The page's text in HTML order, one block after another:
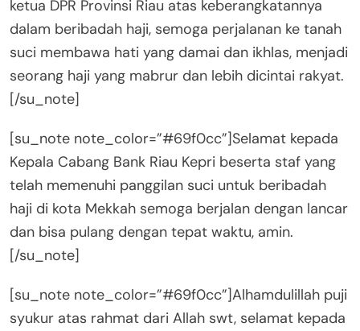
ketua DPR Provinsi Riau atas keberangkatannya
dalam beribadah haji, semoga perjalanan ke tanah
suci membawa hati yang damai dan ikhlas, menjadi
seorang haji yang mabrur dan lebih dicintai rakyat.
[/su_note]
[su_note note_color=”#69f0cc”]Selamat kepada
Kepala Cabang Bank Riau Kepri beserta staf yang
telah memenuhi panggilan suci untuk beribadah
haji di kota Mekkah semoga berjalan dengan lancar
dan bisa pulang dengan tepat waktu, amin.
[/su_note]
[su_note note_color=”#69f0cc”]Alhamdulillah puji
syukur atas rahmat dari Allah swt, selamat kepada